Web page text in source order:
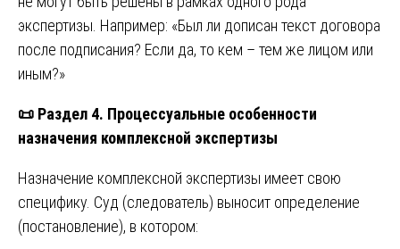
экспертизы. Например: «Был ли дописан текст договора
после подписания? Если да, то кем – тем же лицом или
иным?»
📜 Раздел 4. Процессуальные особенности
назначения комплексной экспертизы
Назначение комплексной экспертизы имеет свою
специфику. Суд (следователь) выносит определение
(постановление), в котором: